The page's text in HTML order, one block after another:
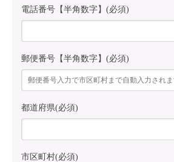
電話番号【半角数字】(必須)
郵便番号【半角数字】(必須)
都道府県(必須)
市区町村(必須)